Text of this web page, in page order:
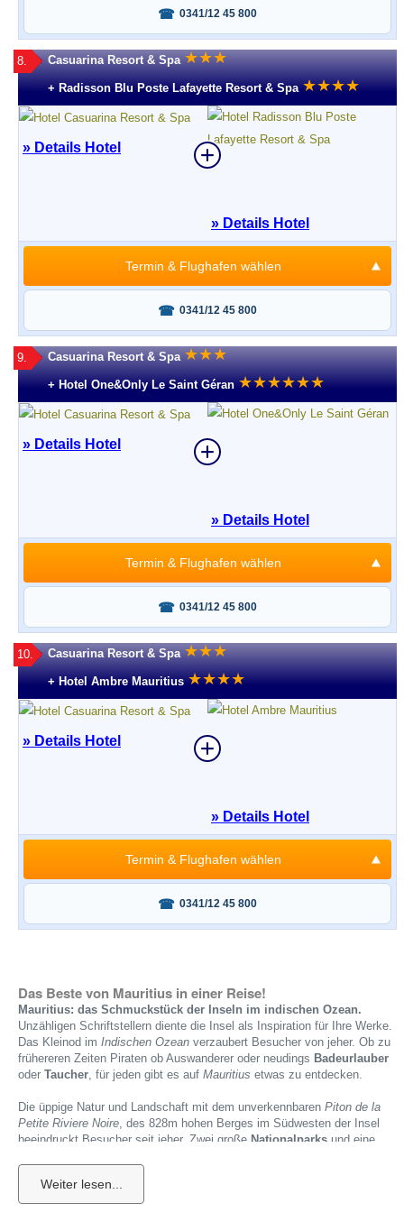
0341/12 45 800
8. Casuarina Resort & Spa ★★★
+ Radisson Blu Poste Lafayette Resort & Spa ★★★★
» Details Hotel
» Details Hotel
0341/12 45 800
Termin & Flughafen wählen
9. Casuarina Resort & Spa ★★★
+ Hotel One&Only Le Saint Géran ★★★★★★
» Details Hotel
» Details Hotel
0341/12 45 800
Termin & Flughafen wählen
10. Casuarina Resort & Spa ★★★
+ Hotel Ambre Mauritius ★★★★
» Details Hotel
» Details Hotel
0341/12 45 800
Termin & Flughafen wählen
Das Beste von Mauritius in einer Reise!
Mauritius: das Schmuckstück der Inseln im indischen Ozean.
Unzähligen Schriftstellern diente die Insel als Inspiration für Ihre Werke.
Das Kleinod im Indischen Ozean verzaubert Besucher von jeher. Ob zu
frühereren Zeiten Piraten ob Auswanderer oder neudings Badeurlauber
oder Taucher, für jeden gibt es auf Mauritius etwas zu entdecken.
Die üppige Natur und Landschaft mit dem unverkennbaren Piton de la
Petite Riviere Noire, des 828m hohen Berges im Südwesten der Insel
beeindruckt Besucher seit jeher. Zwei große Nationalparks und eine
Für vieleTaucherund
Priorität. Im Nordwesten und im Osten bzw. Südosten finden sich für